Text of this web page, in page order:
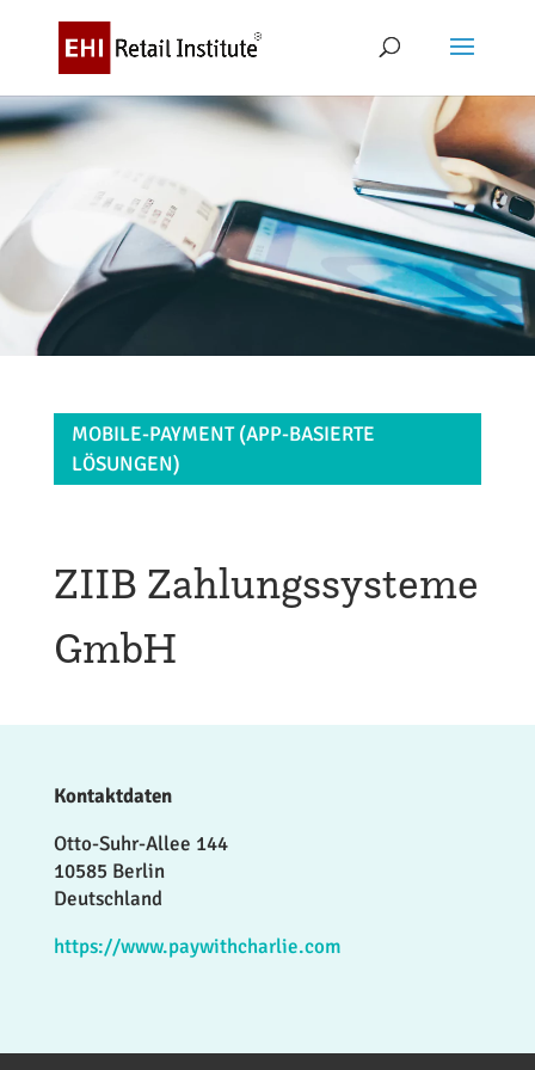
MOBILE-PAYMENT (APP-BASIERTE
LÖSUNGEN)
ZIIB Zahlungssysteme
GmbH
Kontaktdaten
Otto-Suhr-Allee 144
10585 Berlin
Deutschland
https://www.paywithcharlie.com